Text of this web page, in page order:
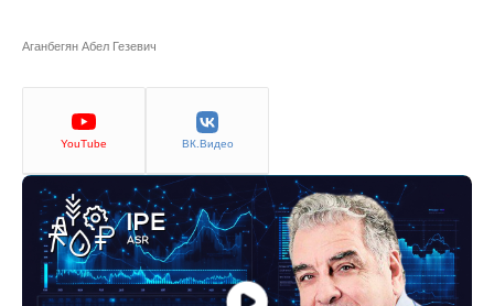
Сотрудники
Отчетность
Противодействие коррупции
Материалы для СМИ
Аганбегян Абел Гезевич
YouTube ВК.Видео